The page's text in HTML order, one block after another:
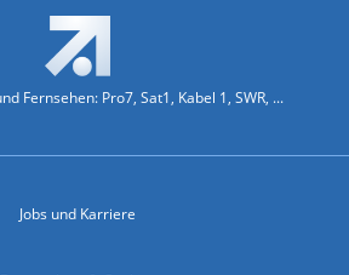
Fernsehen: Pro7, Sat1, Kabel 1, SWR, ...
Jobs und Karriere